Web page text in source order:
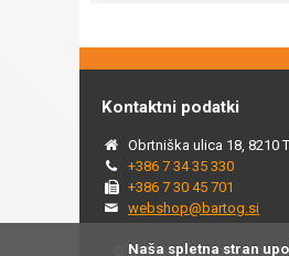
Kontaktni podatki
Obrtniška ulica 18, 8210
+386 7 34 35 330
+386 7 30 45 701
webshop@bartog.si
© 2015 - 2025 Spletna
Naša spletna stran